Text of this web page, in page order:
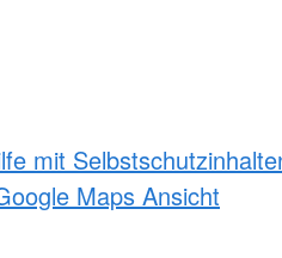
mit
Maps Ansicht